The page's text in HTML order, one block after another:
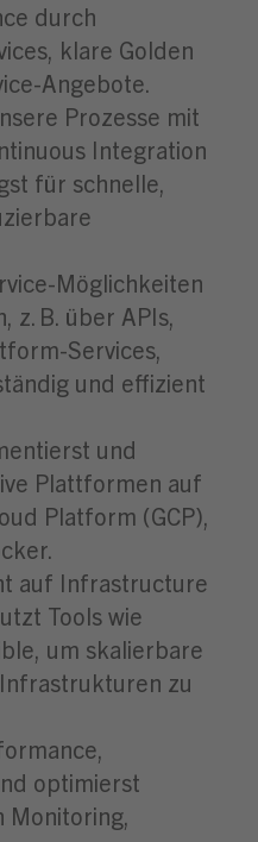
durch
klare Golden
Angebote.
Prozesse mit
Integration
für schnelle,
Möglichkeiten
z. B. über APIs,
Services,
und effizient
und
Plattformen auf
Platform (GCP),
auf Infrastructure
Tools wie
um skalierbare
zu
optimierst
Monitoring,